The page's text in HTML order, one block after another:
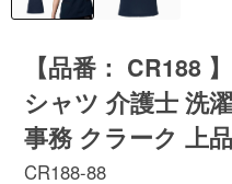
【品番： CR188
シャツ 介護士 洗
事務 クラーク 上
CR188-88